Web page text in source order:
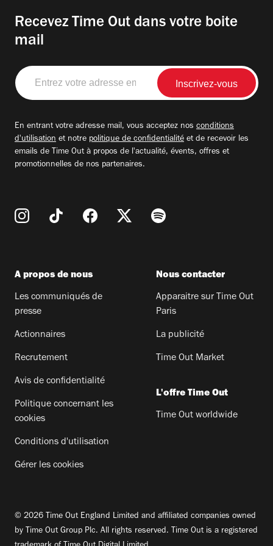
Recevez Time Out dans votre boite
mail
Entrez
votre
adresse
En entrant votre adresse mail, vous acceptez nos conditions
d'utilisation et notre politique de confidentialité et de recevoir les
emails de Time Out à propos de l'actualité, évents, offres et
promotionnelles de nos partenaires.
A propos de nous
Les communiqués de
presse
Actionnaires
Recrutement
Avis de confidentialité
Politique concernant les
cookies
Conditions d'utilisation
Gérer les cookies
Nous contacter
Apparaitre sur Time Out
Paris
La publicité
Time Out Market
L'offre Time Out
Time Out worldwide
© 2026 Time Out England Limited and affiliated companies owned
by Time Out Group Plc. All rights reserved. Time Out is a registered